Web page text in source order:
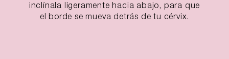
inclínala ligeramente hacia abajo, para que
el borde se mueva detrás de tu cérvix.